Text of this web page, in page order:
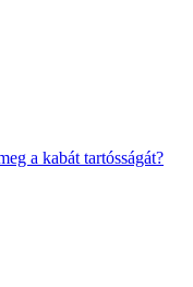
a kabát tartósságát?